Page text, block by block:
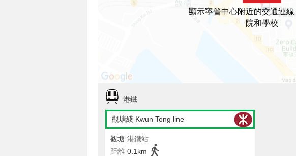
顯示寧晉中心附近的交通連
院和學校
港鐵
觀塘綫 Kwun Tong line
觀塘 港鐵站
距離 0.1km